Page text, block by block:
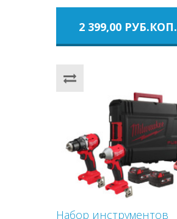
2 399,00 РУБ.КОП.
Набор инструментов